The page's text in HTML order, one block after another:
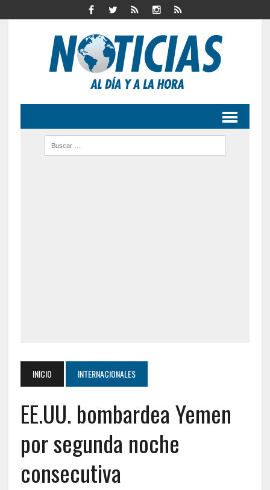
INICIO INTERNACIONALES
EE.UU. bombardea Yemen
por segunda noche
consecutiva